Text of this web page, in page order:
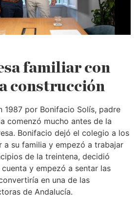
familiar con
construcción
1987 por Bonifacio Solís, padre
comenzó mucho antes de la
Bonifacio dejó el colegio a los
a su familia y empezó a trabajar
de la treintena, decidió
y empezó a sentar las
en una de las
de Andalucía.